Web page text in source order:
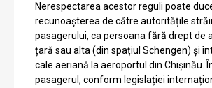
Nerespectarea acestor reguli poate
recunoașterea de către autoritățile
pasagerului, ca persoana fără drept de
țară sau alta (din spațiul Schengen) și
cale aeriană la aeroportul din Chișinău.
pasagerul, conform legislației